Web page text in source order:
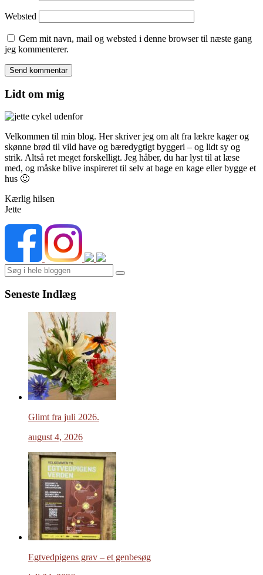
Websted
Gem mit navn, mail og websted i denne browser til næste gang
jeg kommenterer.
Lidt om mig
Velkommen til min blog. Her skriver jeg om alt fra lækre kager og
skønne brød til vild have og bæredygtigt byggeri – og lidt sy og
strik. Altså ret meget forskelligt. Jeg håber, du har lyst til at læse
med, og måske blive inspireret til selv at bage en kage eller bygge et
hus 🙂
Kærlig hilsen
Jette
Search
Seneste Indlæg
Glimt fra juli 2026.
august 4, 2026
Egtvedpigens grav – et genbesøg